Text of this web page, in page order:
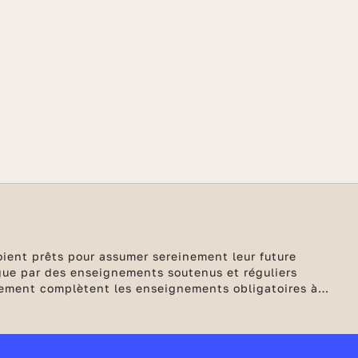
prêts pour assumer sereinement leur future
par des enseignements soutenus et réguliers
complètent les enseignements obligatoires à